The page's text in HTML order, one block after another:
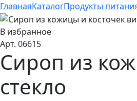
ГлавнаяКаталогПродукты
В избранное
Арт. 06615
Сироп из
стекло